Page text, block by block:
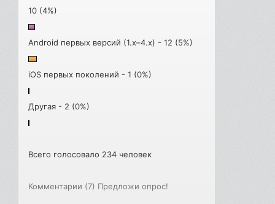
10 (4%)
Android первых версий (1.x–4.x) - 12 (5%)
iOS первых поколений - 1 (0%)
Другая - 2 (0%)
Всего голосовало 234 человек
Комментарии (7) Предложи опрос!